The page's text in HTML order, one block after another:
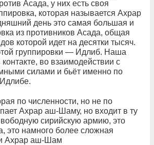
Асада, у них есть своя
которая называется Ахрар
день это самая большая и
из противников Асада, общая
которой идет на десятки тысяч.
группировки — Идлиб. Наша
во взаимодействии с
силами и бьёт именно по
по численности, но не по
Ахрар аш-Шаму, но входит в ту
сирийскую армию, это
это намного более сложная
Ахрар аш-Шам